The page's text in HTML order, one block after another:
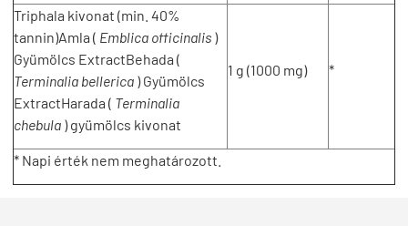
Triphala kivonat (min. 40%
tannin)Amla ( Emblica officinalis )
Gyümölcs ExtractBehada (
Terminalia bellerica ) Gyümölcs
ExtractHarada ( Terminalia
chebula ) gyümölcs kivonat
1 g (1000 mg) *
* Napi érték nem meghatározott.